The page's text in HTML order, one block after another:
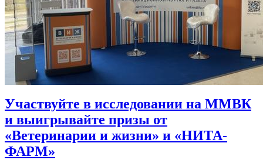
Участвуйте в исследовании на ММВК
и выигрывайте призы от
«Ветеринарии и жизни» и «НИТА-
ФАРМ»